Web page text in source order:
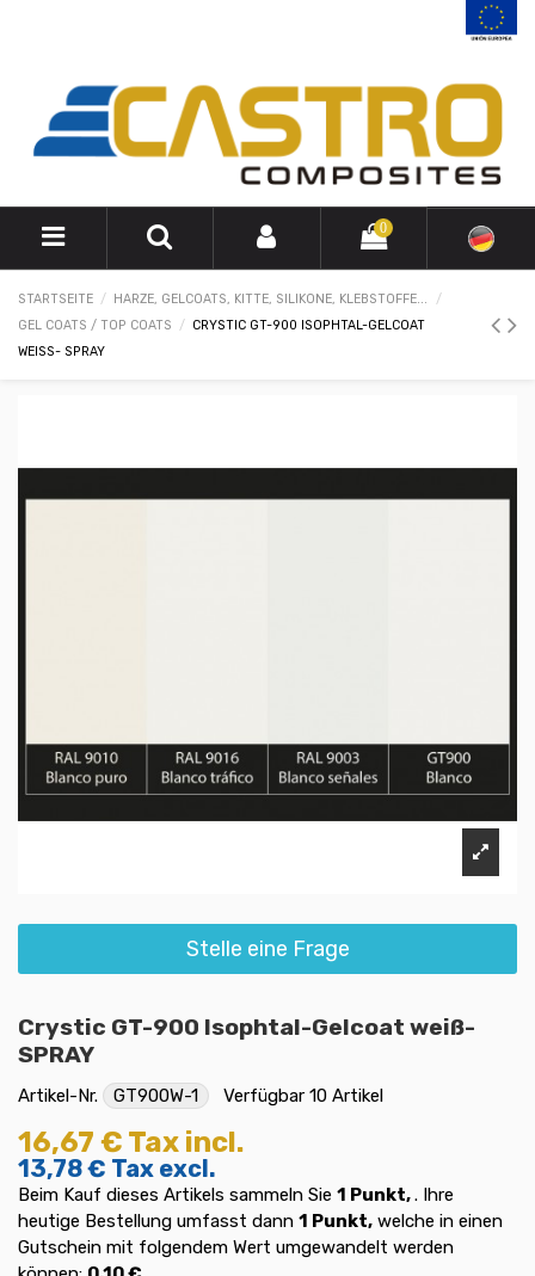
0
STARTSEITE
HARZE, GELCOATS, KITTE, SILIKONE, KLEBSTOFFE...
GEL COATS / TOP COATS
CRYSTIC GT-900 ISOPHTAL-GELCOAT
WEISS- SPRAY
Stelle eine Frage
Crystic GT-900 Isophtal-Gelcoat weiß-
SPRAY
Artikel-Nr. GT900W-1 Verfügbar 10 Artikel
16,67 € Tax incl.
13,78 € Tax excl.
Beim Kauf dieses Artikels sammeln Sie 1 Punkt,. Ihre
heutige Bestellung umfasst dann 1 Punkt, welche in einen
Gutschein mit folgendem Wert umgewandelt werden